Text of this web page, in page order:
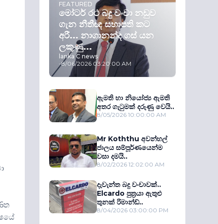
FEATURED
මෝටර් රථ බදු වංචා නඩුව
ගැන නීතීඥ සභාපති කට
අරී... නාගානන්ද ගස් යන
ලකුණු...
lanka C news
-8/06/2026 03:20:00 AM
ඇමති හා නියෝජ්‍ය ඇමති
අතර ගැටුමක් දරුණු වෙයි..
8/05/2026 10:00:00 AM
Mr Koththu අවන්හල්
ජාලය සම්පූර්ණයෙන්ම
වසා දමයි..
8/02/2026 12:02:00 AM
දැවැන්ත බදු වංචාවක්..
Elcardo පුත‍්‍රයා ඇතුළු
තුනක් රිමාන්ඩ්..
8/04/2026 03:00:00 PM